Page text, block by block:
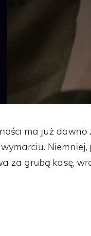
ma już dawno
za grubą kasę,